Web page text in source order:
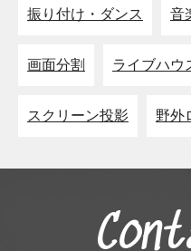
振り付け・ダンス 音
画面分割 ライブハウ
スクリーン投影 野外